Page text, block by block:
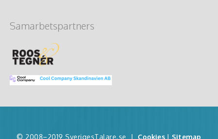
Samarbetspartners
© 2008–2019 SverigesTalare.se | Cookies | Sitemap